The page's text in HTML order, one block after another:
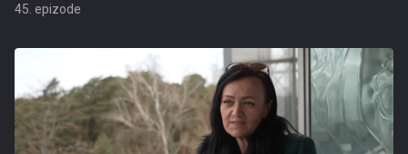
45. epizode